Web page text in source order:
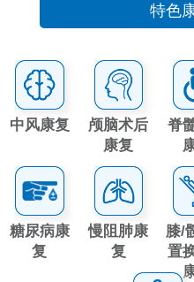
特色
中风康复
颅脑术后
康复
脊
糖尿病康
复
慢阻肺康
复
膝/
置